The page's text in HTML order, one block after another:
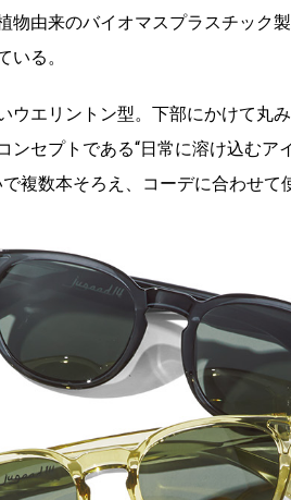
物由来のバイオマスプラスチック
いる。
ウエリントン型。下部にかけて丸
ンセプトである“日常に溶け込む
複数本そろえ、コーデに合わせて